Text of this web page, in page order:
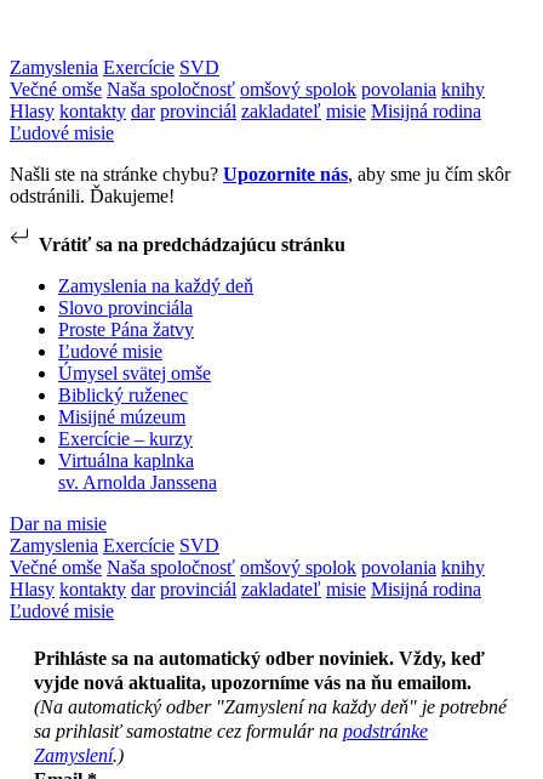
Zamyslenia Exercície SVD
Večné omše Naša spoločnosť omšový spolok povolania knihy
Hlasy kontakty dar provinciál zakladateľ misie Misijná rodina
Ľudové misie
Našli ste na stránke chybu? Upozornite nás, aby sme ju čím skôr
odstránili. Ďakujeme!
Vrátiť sa na predchádzajúcu stránku
Zamyslenia na každý deň
Slovo provinciála
Proste Pána žatvy
Ľudové misie
Úmysel svätej omše
Biblický ruženec
Misijné múzeum
Exercície – kurzy
Virtuálna kaplnka
sv. Arnolda Janssena
Dar na misie
Zamyslenia Exercície SVD
Večné omše Naša spoločnosť omšový spolok povolania knihy
Hlasy kontakty dar provinciál zakladateľ misie Misijná rodina
Ľudové misie
Prihláste sa na automatický odber noviniek. Vždy, keď
vyjde nová aktualita, upozorníme vás na ňu emailom.
(Na automatický odber "Zamyslení na každy deň" je potrebné
sa prihlasiť samostatne cez formulár na podstránke
Zamyslení.)